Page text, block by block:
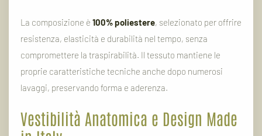
La composizione è 100% poliestere, selezionato per offrire
resistenza, elasticità e durabilità nel tempo, senza
compromettere la traspirabilità. Il tessuto mantiene le
proprie caratteristiche tecniche anche dopo numerosi
lavaggi, preservando forma e aderenza.
Vestibilità Anatomica e Design Made